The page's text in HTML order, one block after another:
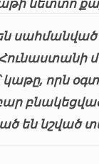
կաթը,
են նշված